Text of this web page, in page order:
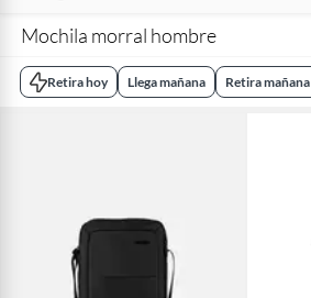
Mochila morral hombre
Retira hoy Llega mañana Retira mañana